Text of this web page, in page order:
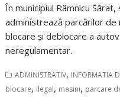
În municipiul Râmnicu
administrează parcărilor
blocare și deblocare a
neregulamentar.
ADMINISTRATIV, INFORMATIA
blocare, ilegal, masini, parcare